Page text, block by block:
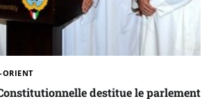
ORIENT
destitue le parlement